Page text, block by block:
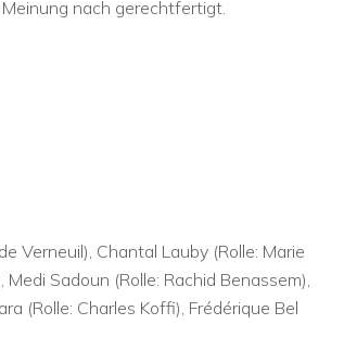
nach gerechtfertigt.
Verneuil), Chantal Lauby (Rolle: Marie
Sadoun (Rolle: Rachid Benassem),
(Rolle: Charles Koffi), Frédérique Bel